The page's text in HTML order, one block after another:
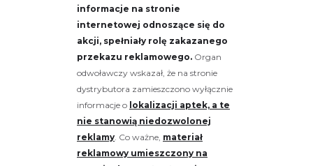
informacje na stronie
internetowej odnoszące się do
akcji, spełniały rolę zakazanego
przekazu reklamowego. Organ
odwoławczy wskazał, że na stronie
dystrybutora zamieszczono wyłącznie
informacje o lokalizacji aptek, a te
nie stanowią niedozwolonej
reklamy . Co ważne, materiał
reklamowy umieszczony na